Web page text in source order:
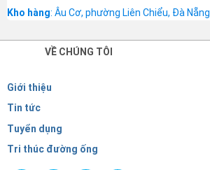
Kho hàng: Âu Cơ, phường Liên Chiểu, Đà Nẵng
VỀ CHÚNG TÔI
Giới thiệu
Tin tức
Tuyển dụng
Tri thúc đường ống